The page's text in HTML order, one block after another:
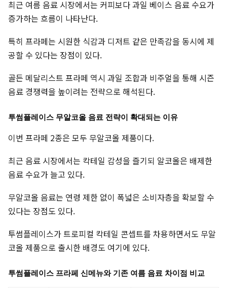
최근 여름 음료 시장에서는 커피보다 과일 베이스 음료 수요가
증가하는 흐름이 나타난다.
특히 프라페는 시원한 식감과 디저트 같은 만족감을 동시에 제
공할 수 있다는 장점이 있다.
골든 메달리스트 프라페 역시 과일 조합과 비주얼을 통해 시즌
음료 경쟁력을 높이려는 전략으로 해석된다.
투썸플레이스 무알코올 음료 전략이 확대되는 이유
이번 프라페 2종은 모두 무알코올 제품이다.
최근 음료 시장에서는 칵테일 감성을 즐기되 알코올은 배제한
음료 수요가 늘고 있다.
무알코올 음료는 연령 제한 없이 폭넓은 소비자층을 확보할 수
있다는 장점도 있다.
투썸플레이스가 트로피컬 칵테일 콘셉트를 차용하면서도 무알
코올 제품으로 출시한 배경도 여기에 있다.
투썸플레이스 프라페 신메뉴와 기존 여름 음료 차이점 비교